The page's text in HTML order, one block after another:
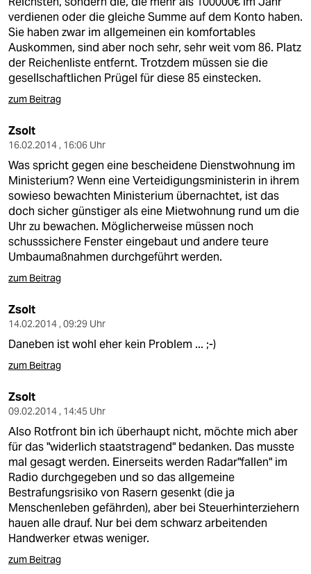
verdienen oder die gleiche Summe auf dem Konto haben.
Sie haben zwar im allgemeinen ein komfortables
Auskommen, sind aber noch sehr, sehr weit vom 86. Platz
der Reichenliste entfernt. Trotzdem müssen sie die
gesellschaftlichen Prügel für diese 85 einstecken.
zum Beitrag
Zsolt
16.02.2014 , 16:06 Uhr
Was spricht gegen eine bescheidene Dienstwohnung im
Ministerium? Wenn eine Verteidigungsministerin in ihrem
sowieso bewachten Ministerium übernachtet, ist das
doch sicher günstiger als eine Mietwohnung rund um die
Uhr zu bewachen. Möglicherweise müssen noch
schusssichere Fenster eingebaut und andere teure
Umbaumaßnahmen durchgeführt werden.
zum Beitrag
Zsolt
14.02.2014 , 09:29 Uhr
Daneben ist wohl eher kein Problem ... ;-)
zum Beitrag
Zsolt
09.02.2014 , 14:45 Uhr
Also Rotfront bin ich überhaupt nicht, möchte mich aber
für das "widerlich staatstragend" bedanken. Das musste
mal gesagt werden. Einerseits werden Radar"fallen" im
Radio durchgegeben und so das allgemeine
Bestrafungsrisiko von Rasern gesenkt (die ja
Menschenleben gefährden), aber bei Steuerhinterziehern
hauen alle drauf. Nur bei dem schwarz arbeitenden
Handwerker etwas weniger.
zum Beitrag